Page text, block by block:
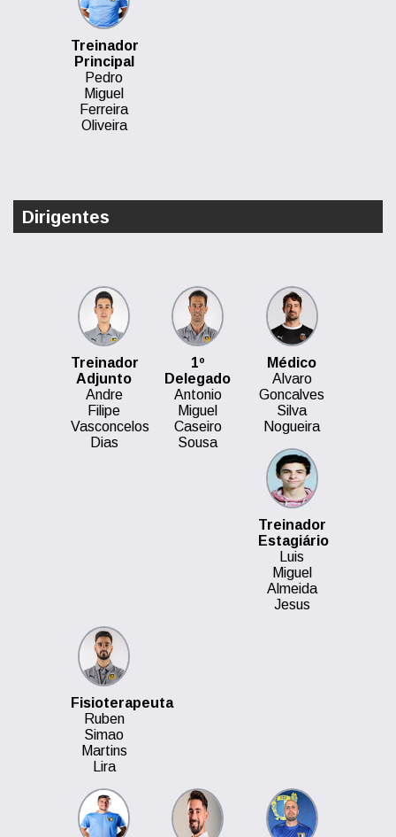
Treinador
Principal
Pedro
Miguel
Ferreira
Oliveira
Dirigentes
Treinador
Adjunto
Andre
Filipe
Vasconcelos
Dias
1º
Delegado
Antonio
Miguel
Caseiro
Sousa
Médico
Alvaro
Goncalves
Silva
Nogueira
Treinador
Estagiário
Luis
Miguel
Almeida
Jesus
Fisioterapeuta
Ruben
Simao
Martins
Lira